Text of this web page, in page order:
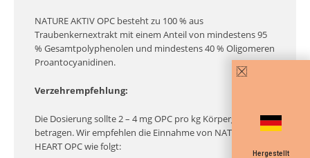
NATURE AKTIV OPC besteht zu 100 % aus
Traubenkernextrakt mit einem Anteil von mindestens 95
% Gesamtpolyphenolen und mindestens 40 % Oligomeren
Proantocyanidinen.
Verzehrempfehlung:
Die Dosierung sollte 2 – 4 mg OPC pro kg Körpergewicht
betragen. Wir empfehlen die Einnahme von NATURE
HEART OPC wie folgt:
Hergestellt